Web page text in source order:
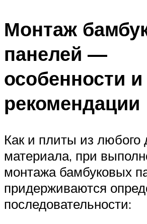
Монтаж
панелей —
особенности и
рекомендации
Как и плиты из любого
материала, при
монтажа бамбуковых
придерживаются
последовательности: